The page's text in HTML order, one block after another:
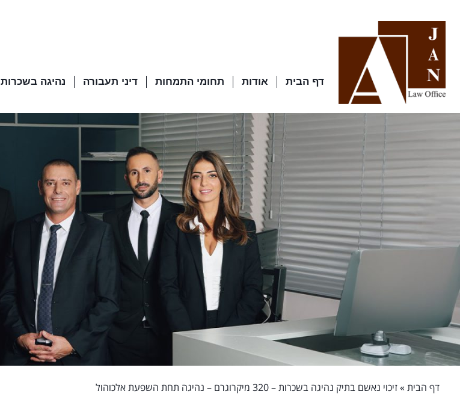
דף הבית אודות תחומי התמחות דיני תעבורה נהיגה בשכרות
דף הבית »זיכוי נאשם בתיק נהיגה בשכרות – 320 מיקרוגרם – נהיגה תחת השפעת אלכוהול